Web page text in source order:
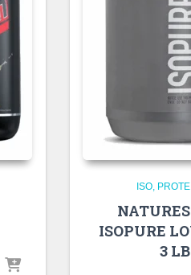
ISO
ISOPURE
3 LB